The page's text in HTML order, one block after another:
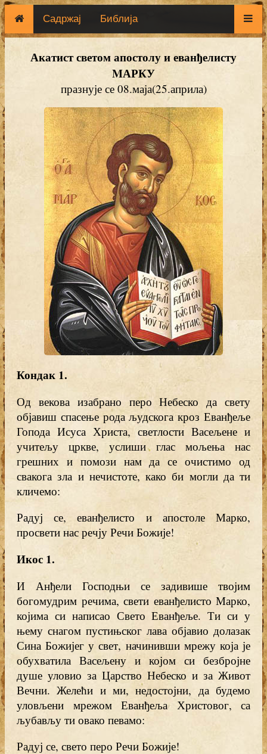
Садржај Библија
Акатист светом апостолу и еванђелисту
MАРКУ
празнује се 08.маја(25.априла)
Кондак 1.
Од векова изабрано перо Небеско да свету
објавиш спасење рода људскога кроз Еванђеље
Гопода Исуса Христа, светлости Васељене и
учитељу цркве, услиши глас мољења нас
грешних и помози нам да се очистимо од
свакога зла и нечистоте, како би могли да ти
кличемо:
Радуј се, еванђелисто и апостоле Марко,
просвети нас речју Речи Божије!
Икос 1.
И Анђели Господњи се задивише твојим
богомудрим речима, свети еванђелисто Марко,
којима си написао Свето Еванђеље. Ти си у
њему снагом пустињског лава објавио долазак
Сина Божијег у свет, начинивши мрежу која је
обухватила Васељену и којом си безбројне
душе уловио за Царство Небеско и за Живот
Вечни. Желећи и ми, недостојни, да будемо
уловљени мрежом Еванђеља Христовог, са
љубављу ти овако певамо:
Радуј се, свето перо Речи Божије!